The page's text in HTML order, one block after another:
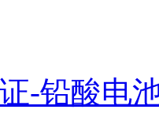
-铅酸电